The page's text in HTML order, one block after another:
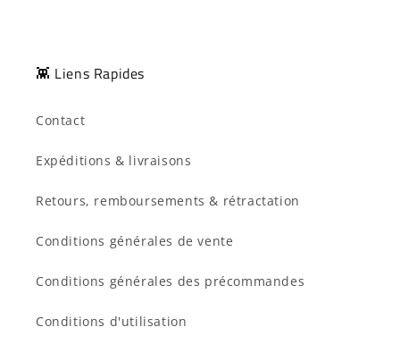
👾 Liens Rapides
Contact
Expéditions & livraisons
Retours, remboursements & rétractation
Conditions générales de vente
Conditions générales des précommandes
Conditions d'utilisation